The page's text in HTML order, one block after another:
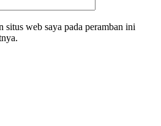
situs web saya pada peramban ini